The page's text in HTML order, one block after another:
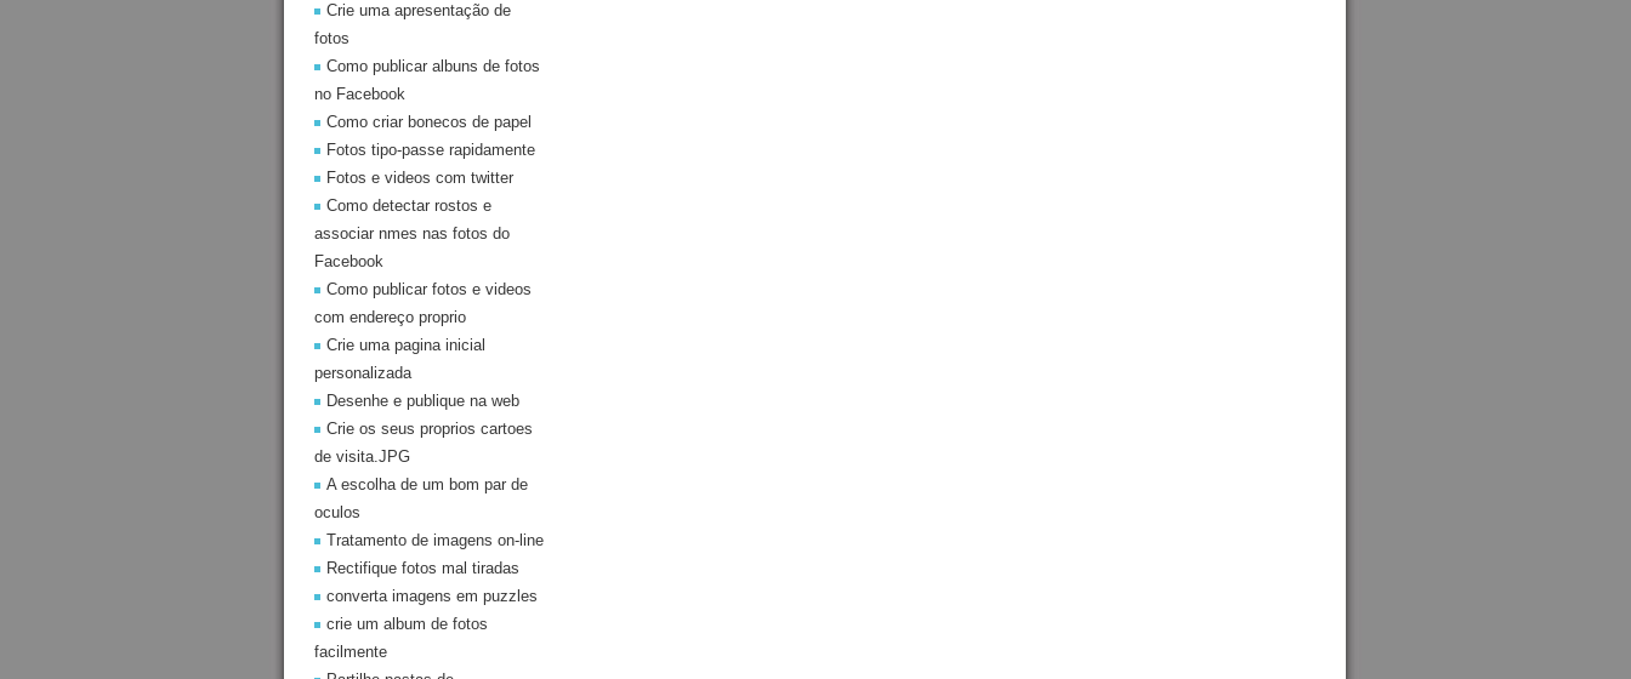
Crie uma apresentação de
fotos
Como publicar albuns de fotos
no Facebook
Como criar bonecos de papel
Fotos tipo-passe rapidamente
Fotos e videos com twitter
Como detectar rostos e
associar nmes nas fotos do
Facebook
Como publicar fotos e videos
com endereço proprio
Crie uma pagina inicial
personalizada
Desenhe e publique na web
Crie os seus proprios cartoes
de visita.JPG
A escolha de um bom par de
oculos
Tratamento de imagens on-line
Rectifique fotos mal tiradas
converta imagens em puzzles
crie um album de fotos
facilmente